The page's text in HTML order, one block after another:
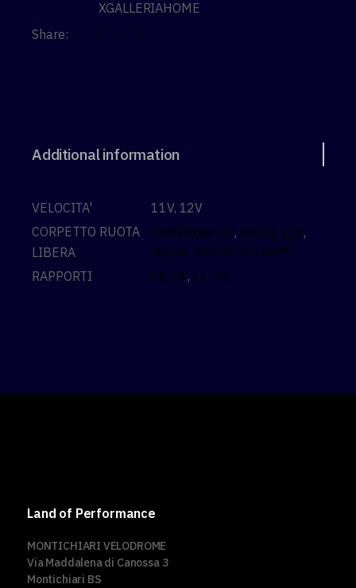
XGALLERIAHOME
Share:
Additional information
VELOCITA'
11V, 12V
CORPETTO RUOTA
LIBERA
CAMPAGNOLO, HG 11/12V,
HS per AXS INTELLAXS®
RAPPORTI
11-29, 11-32
Land of Performance
MONTICHIARI VELODROME
Via Maddalena di Canossa 3
Montichiari BS